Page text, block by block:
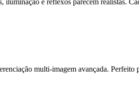
e reflexos parecem realistas.
multi-imagem avançada.